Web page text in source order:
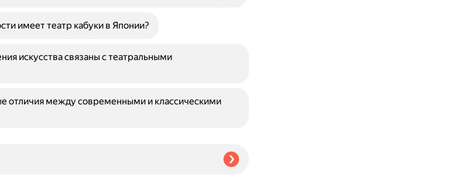
имеет театр кабуки в Японии?
искусства связаны с театральными
отличия между современными и классическими